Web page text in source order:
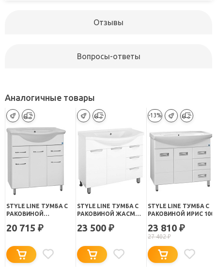
Отзывы
Вопросы-ответы
Аналогичные товары
STYLE LINE ТУМБА С
РАКОВИНОЙ
20 715 ₽
STYLE LINE ТУМБА С
РАКОВИНОЙ ЖАСМИН
23 500 ₽
-13%
STYLE LINE ТУМБА С
РАКОВИНОЙ ИРИС 100
23 810 ₽
27 402₽